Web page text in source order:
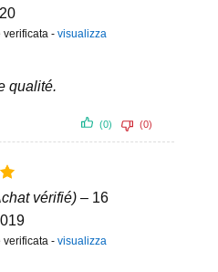
verificata -visualizza
qualité.
(0) (0)
vérifié) – 16
verificata -visualizza